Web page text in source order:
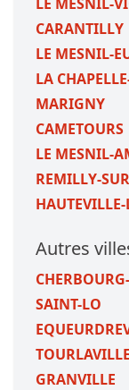
CARANTILLY
LE MESNIL-
LA
MARIGNY
CAMETOURS
LE MESNIL-
REMILLY-
Autres
SAINT-LO
TOURLAVILLE
GRANVILLE